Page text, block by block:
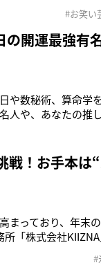
ンのランナーを務
#お笑い
開運最強有
や数秘術、算命学
人や、あなたの推
で、オンオフのメ
！お手本は
まっており、年末
「株式会社
動を休止。休止 #